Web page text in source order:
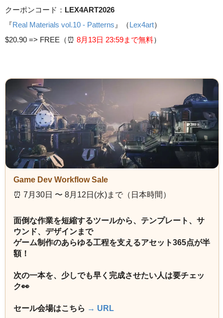
クーポンコード： LEX4ART2026
『Real Materials vol.10 - Patterns 』（Lex4art）
$20.90 => FREE（⏰️ 8月13日 23:59まで無料）
Game Dev Workflow Sale
⏰️ 7月30日 〜 8月12日(水)まで（日本時間）
面倒な作業を短縮するツールから、テンプレート、サ
ウンド、デザインまで
ゲーム制作のあらゆる工程を支えるアセット365点が半
額！
次の一本を、少しでも早く完成させたい人は要チェッ
ク👀
セール会場はこちら → URL